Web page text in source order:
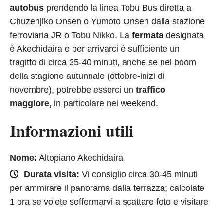
autobus prendendo la linea Tobu Bus diretta a
Chuzenjiko Onsen o Yumoto Onsen dalla stazione
ferroviaria JR o Tobu Nikko. La fermata designata
è Akechidaira e per arrivarci è sufficiente un
tragitto di circa 35-40 minuti, anche se nel boom
della stagione autunnale (ottobre-inizi di
novembre), potrebbe esserci un traffico
maggiore, in particolare nei weekend.
Informazioni utili
Nome: Altopiano Akechidaira
Durata visita: Vi consiglio circa 30-45 minuti
per ammirare il panorama dalla terrazza; calcolate
1 ora se volete soffermarvi a scattare foto e visitare